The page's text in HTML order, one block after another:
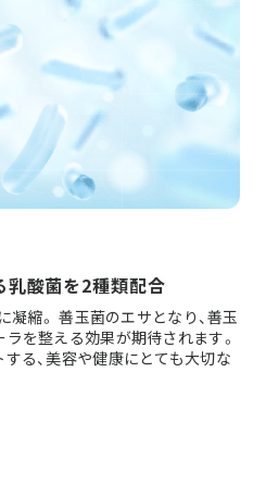
酸菌を2種類配合
縮。 善玉菌のエサとなり、善玉
を整える効果が期待されます。
る、美容や健康にとても大切な